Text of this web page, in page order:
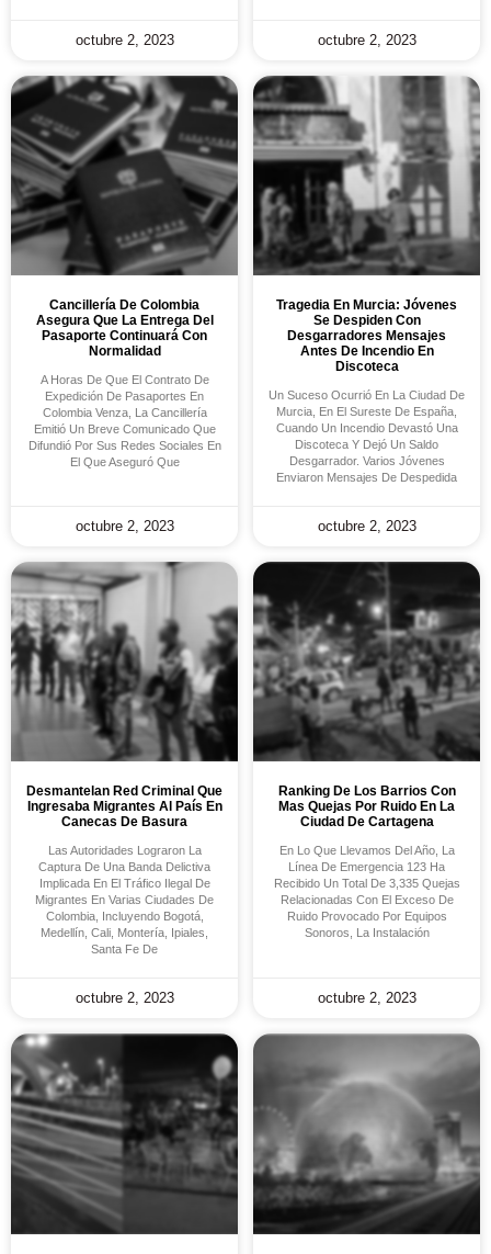
octubre 2, 2023 octubre 2, 2023
Cancillería De Colombia
Asegura Que La Entrega Del
Pasaporte Continuará Con
Normalidad
A Horas De Que El Contrato De
Expedición De Pasaportes En
Colombia Venza, La Cancillería
Emitió Un Breve Comunicado Que
Difundió Por Sus Redes Sociales En
El Que Aseguró Que
octubre 2, 2023
Tragedia En Murcia: Jóvenes
Se Despiden Con
Desgarradores Mensajes
Antes De Incendio En
Discoteca
Un Suceso Ocurrió En La Ciudad De
Murcia, En El Sureste De España,
Cuando Un Incendio Devastó Una
Discoteca Y Dejó Un Saldo
Desgarrador. Varios Jóvenes
Enviaron Mensajes De Despedida
octubre 2, 2023
Desmantelan Red Criminal Que
Ingresaba Migrantes Al País En
Canecas De Basura
Las Autoridades Lograron La
Captura De Una Banda Delictiva
Implicada En El Tráfico Ilegal De
Migrantes En Varias Ciudades De
Colombia, Incluyendo Bogotá,
Medellín, Cali, Montería, Ipiales,
Santa Fe De
octubre 2, 2023
Ranking De Los Barrios Con
Mas Quejas Por Ruido En La
Ciudad De Cartagena
En Lo Que Llevamos Del Año, La
Línea De Emergencia 123 Ha
Recibido Un Total De 3,335 Quejas
Relacionadas Con El Exceso De
Ruido Provocado Por Equipos
Sonoros, La Instalación
octubre 2, 2023